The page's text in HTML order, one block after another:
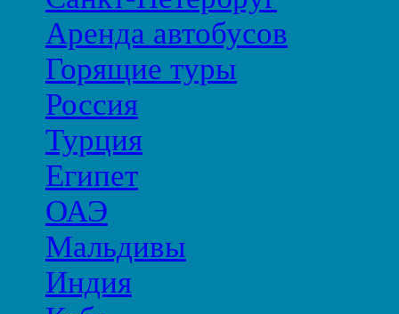
Аренда автобусов
Горящие туры
Россия
Турция
Египет
ОАЭ
Мальдивы
Индия